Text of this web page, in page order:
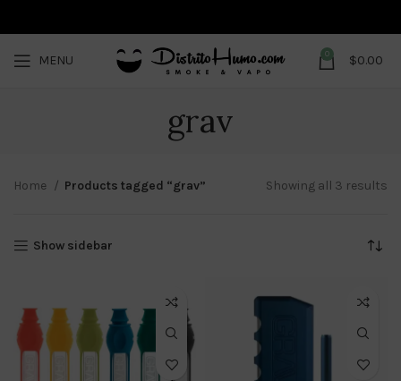
MENU 0 $0.00
grav
Home Products tagged “grav” Showing all 3 results
Show sidebar